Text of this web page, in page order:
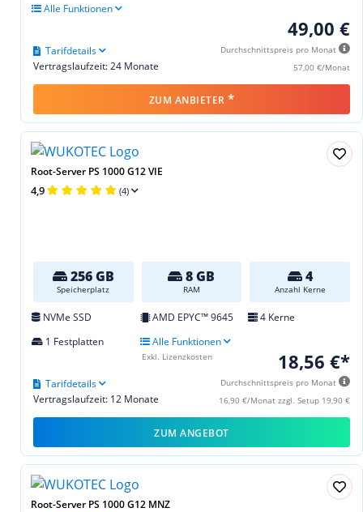
Alle Funktionen
49,00 €
Durchschnittspreis pro Monat
57,00 €/Monat
Vertragslaufzeit: 24 Monate
Tarifdetails
ZUM ANBIETER *
Root-Server PS 1000 G12 VIE
4,9 (4)
256 GB
Speicherplatz
8 GB
RAM
4
Anzahl Kerne
NVMe SSD AMD EPYC™ 9645
4 Kerne
1 Festplatten
Alle Funktionen
18,56 €*
Durchschnittspreis pro Monat
16,90 €/Monat zzgl. Setup 19,90 €
Vertragslaufzeit: 12 Monate
Tarifdetails
Exkl. Lizenzkosten
ZUM ANGEBOT
Root-Server PS 1000 G12 MNZ